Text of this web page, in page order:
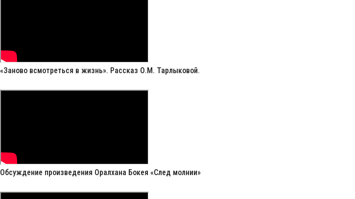
«Заново всмотреться в жизнь». Рассказ О.М. Тарлыковой.
Обсуждение произведения Оралхана Бокея «След молнии»